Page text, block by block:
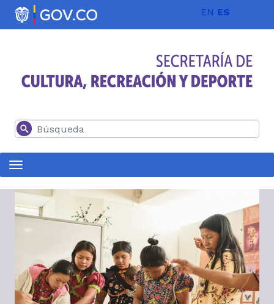
Pasar al contenido principal EN ES
Buscar